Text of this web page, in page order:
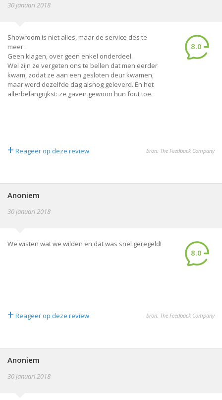
30 januari 2018
Showroom is niet alles, maar de service des te
meer.
Geen klagen, over geen enkel onderdeel.
Wel zijn ze vergeten ons te bellen dat men eerder
kwam, zodat ze aan een gesloten deur kwamen,
maar werd dezelfde dag alsnog geleverd. En het
allerbelangrijkst: ze gaven gewoon hun fout toe.
8.0
+ Reageer op deze review bron: The Feedback Company
Anoniem
30 januari 2018
We wisten wat we wilden en dat was snel geregeld!
8.0
+ Reageer op deze review bron: The Feedback Company
Anoniem
30 januari 2018